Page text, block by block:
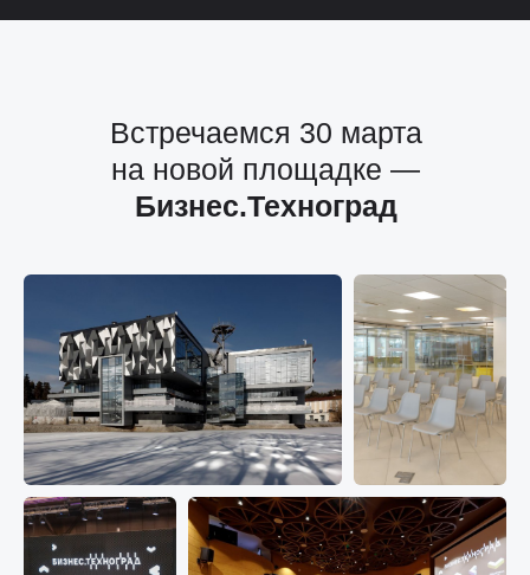
Встречаемся 30 марта
на новой площадке —
Бизнес.Техноград